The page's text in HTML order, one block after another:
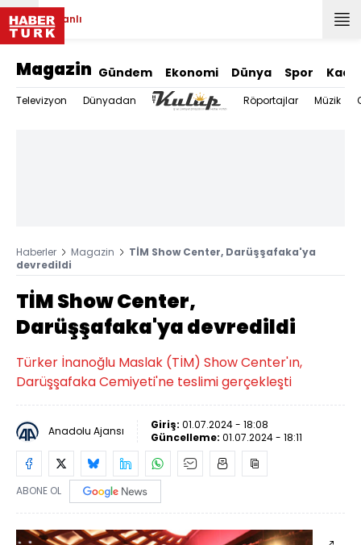
Canlı
Magazin Gündem Ekonomi Dünya Spor
Televizyon Dünyadan Röportajlar Müzik
Haberler Magazin
TİM Show Center, Darüşşafaka'ya
devredildi
TİM Show Center,
Darüşşafaka'ya devredildi
Türker İnanoğlu Maslak (TİM) Show Center'ın,
Darüşşafaka Cemiyeti'ne teslimi gerçekleşti
Anadolu Ajansı Giriş: 01.07.2024 - 18:08
Güncelleme: 01.07.2024 - 18:11
ABONE OL